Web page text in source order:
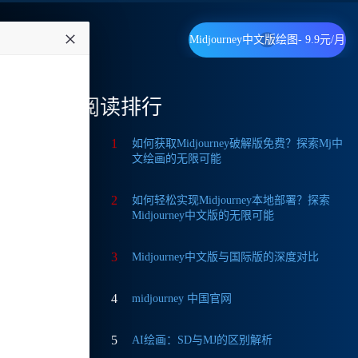
Midjourney中文版绘图- 9.9元/月
请
阅读排行
1
如何获取Midjourney破解版免费？探索Mj中
文绘画的无限可能
2
如何轻松实现Midjourney本地部署？探索
Midjourney中文版的无限可能
3 Midjourney中文版与国际版的深度对比
4 midjourney 中国官网
5 AI绘画：SD与MJ的区别解析